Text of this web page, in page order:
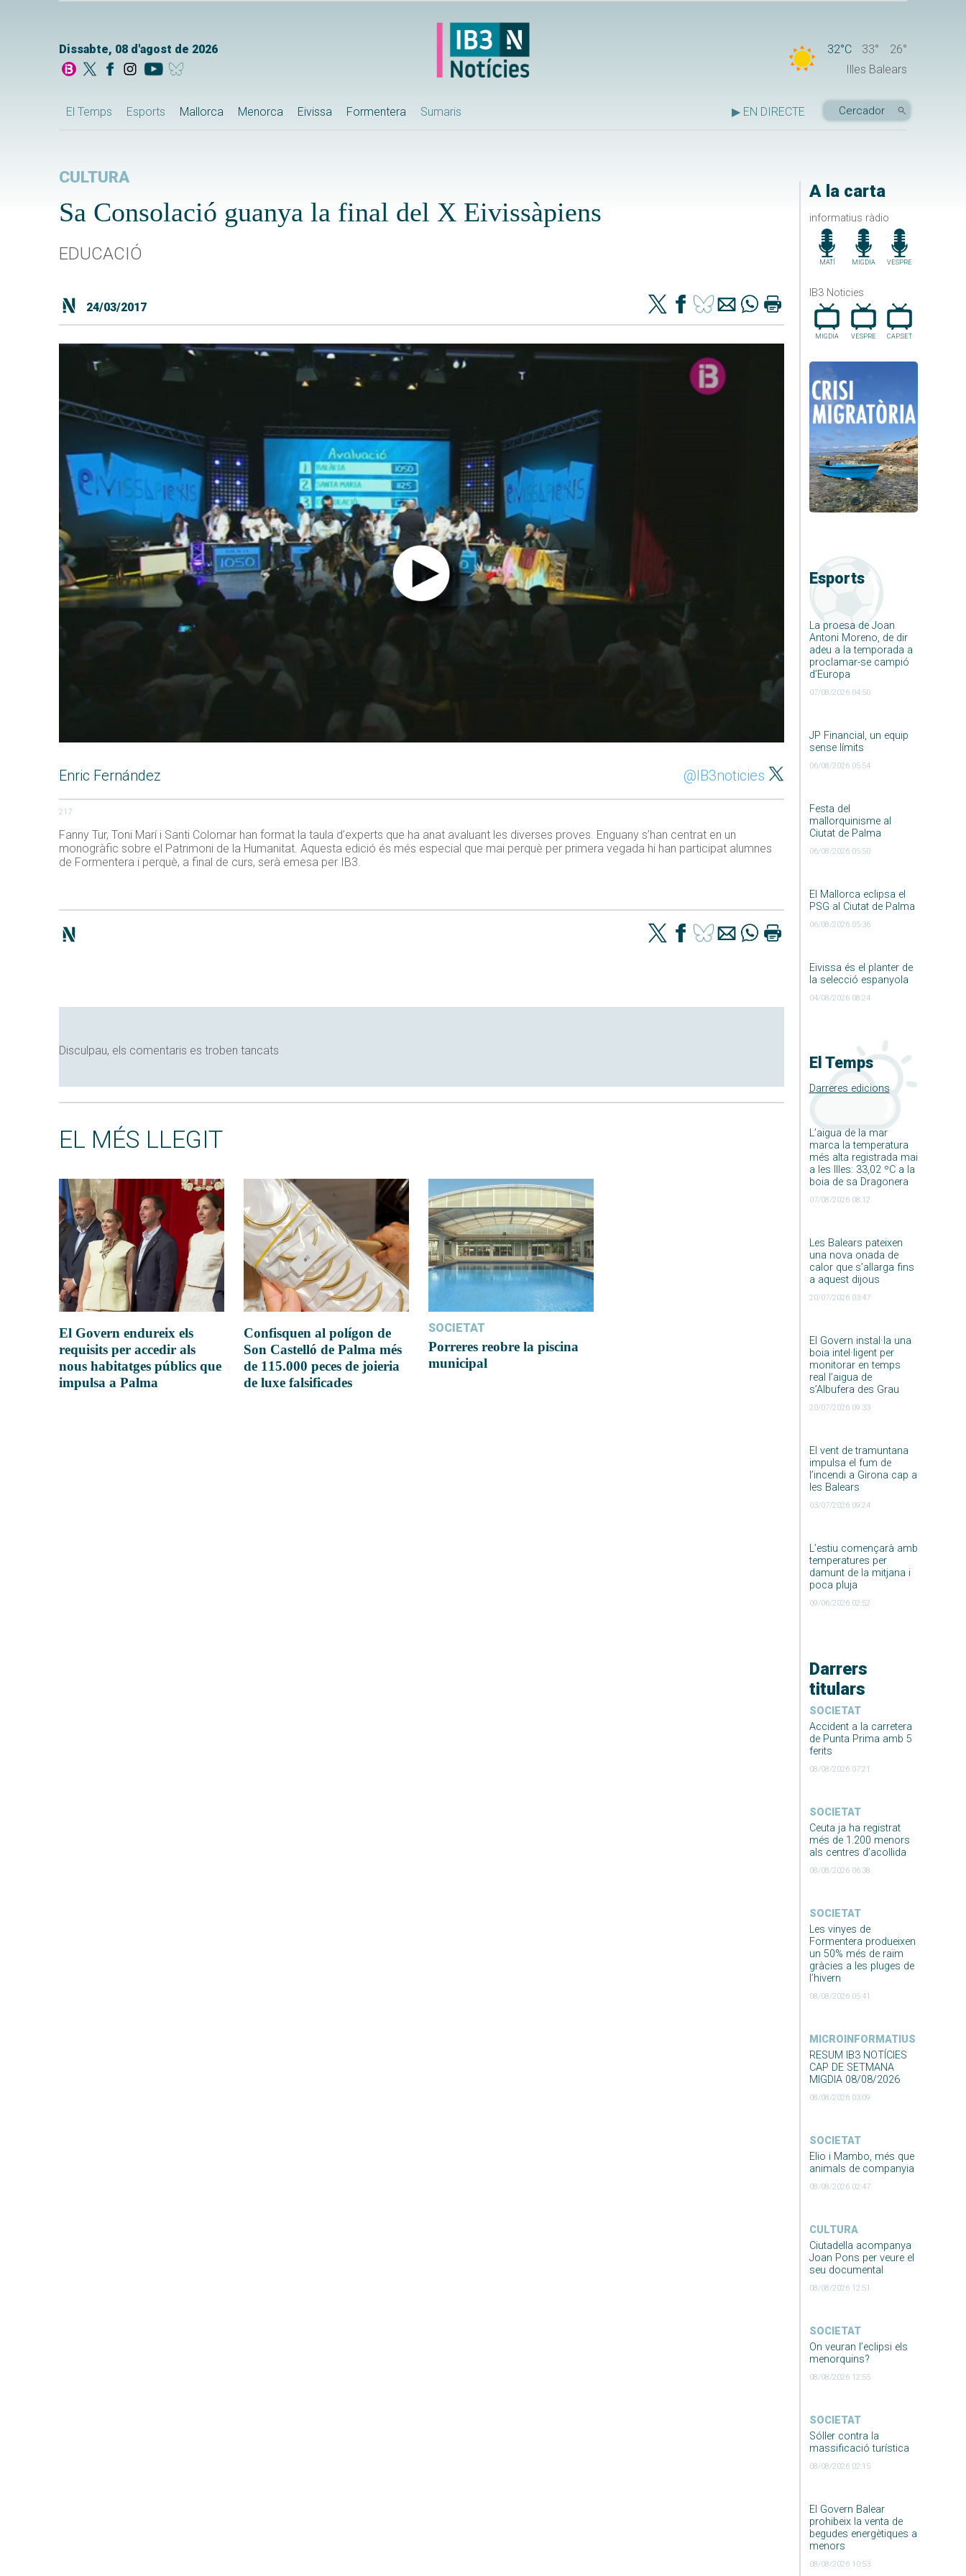
Dissabte, 08 d'agost de 2026 32°C 33°
26°
Illes Balears
El Temps Esports Mallorca Menorca Eivissa Formentera Sumaris ▶ EN DIRECTE
A la carta
informatius ràdio
MATÍ MIGDIA VESPRE
IB3 Noticies
MIGDIA VESPRE CAP.SET
Esports
La proesa de Joan
Antoni Moreno, de dir
adeu a la temporada a
proclamar-se campió
d’Europa
07/08/2026 04:50
JP Financial, un equip
sense límits
06/08/2026 05:54
Festa del
mallorquinisme al
Ciutat de Palma
06/08/2026 05:50
El Mallorca eclipsa el
PSG al Ciutat de Palma
06/08/2026 05:36
Eivissa és el planter de
la selecció espanyola
04/08/2026 08:24
El Temps
Darreres edicions
L’aigua de la mar
marca la temperatura
més alta registrada mai
a les Illes: 33,02 ºC a la
boia de sa Dragonera
07/08/2026 08:12
Les Balears pateixen
una nova onada de
calor que s’allarga fins
a aquest dijous
20/07/2026 03:47
El Govern instal·la una
boia intel·ligent per
monitorar en temps
real l’aigua de
s’Albufera des Grau
20/07/2026 09:33
El vent de tramuntana
impulsa el fum de
l’incendi a Girona cap a
les Balears
03/07/2026 09:24
L’estiu començarà amb
temperatures per
damunt de la mitjana i
poca pluja
09/06/2026 02:52
Darrers
titulars
SOCIETAT
Accident a la carretera
de Punta Prima amb 5
ferits
08/08/2026 07:21
SOCIETAT
Ceuta ja ha registrat
més de 1.200 menors
als centres d’acollida
08/08/2026 06:38
SOCIETAT
Les vinyes de
Formentera produeixen
un 50% més de raïm
gràcies a les pluges de
l’hivern
08/08/2026 05:41
MICROINFORMATIUS
RESUM IB3 NOTÍCIES
CAP DE SETMANA
MIGDIA 08/08/2026
08/08/2026 03:09
SOCIETAT
Elio i Mambo, més que
animals de companyia
08/08/2026 02:47
CULTURA
Ciutadella acompanya
Joan Pons per veure el
seu documental
08/08/2026 12:51
SOCIETAT
On veuran l’eclipsi els
menorquins?
08/08/2026 12:55
SOCIETAT
Sóller contra la
massificació turística
08/08/2026 02:15
El Govern Balear
prohibeix la venta de
begudes energètiques a
menors
08/08/2026 10:53
CULTURA
Sa Consolació guanya la final del X Eivissàpiens
EDUCACIÓ
24/03/2017
Enric Fernández @IB3noticies
217
Fanny Tur, Toni Marí i Santi Colomar han format la taula d’experts que ha anat avaluant les diverses proves. Enguany s’han centrat en un
monogràfic sobre el Patrimoni de la Humanitat. Aquesta edició és més especial que mai perquè per primera vegada hi han participat alumnes
de Formentera i perquè, a final de curs, serà emesa per IB3.
Disculpau, els comentaris es troben tancats
EL MÉS LLEGIT
El Govern endureix els
requisits per accedir als
nous habitatges públics que
impulsa a Palma
Confisquen al polígon de
Son Castelló de Palma més
de 115.000 peces de joieria
de luxe falsificades
SOCIETAT
Porreres reobre la piscina
municipal